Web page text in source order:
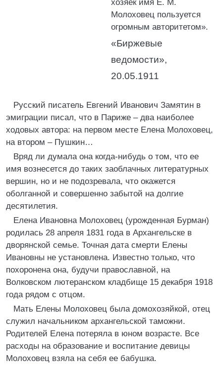
хозяек имя Е. М.
Молоховец пользуется
огромным авторитетом».
«Биржевые
ведомости»,
20.05.1911
Русский писатель Евгений Иванович Замятин в
эмиграции писал, что в Париже – два наиболее
ходовых автора: на первом месте Елена Молоховец,
на втором – Пушкин…
Вряд ли думала она когда-нибудь о том, что ее
имя вознесется до таких заоблачных литературных
вершин, но и не подозревала, что окажется
оболганной и совершенно забытой на долгие
десятилетия.
Елена Ивановна Молоховец (урожденная Бурман)
родилась 28 апреля 1831 года в Архангельске в
дворянской семье. Точная дата смерти Елены
Ивановны не установлена. Известно только, что
похоронена она, будучи православной, на
Волковском лютеранском кладбище 15 декабря 1918
года рядом с отцом.
Мать Елены Молоховец была домохозяйкой, отец
служил начальником архангельской таможни.
Родителей Елена потеряла в юном возрасте. Все
расходы на образование и воспитание девицы
Молоховец взяла на себя ее бабушка.